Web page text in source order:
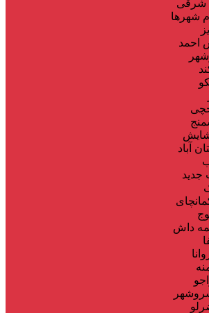
شرقی
شهر‌ها
احمد
آباد
جدید
داش